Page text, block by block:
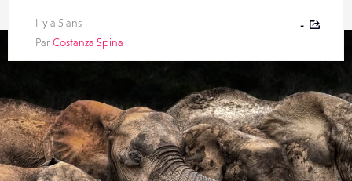
Il y a 5 ans
ParCostanza Spina
-